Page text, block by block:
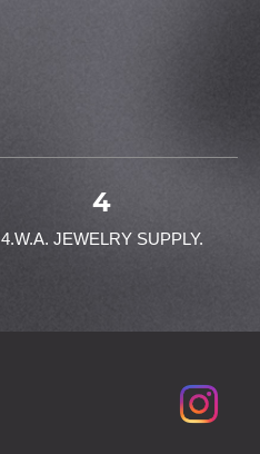
4
4.W.A. JEWELRY SUPPLY.